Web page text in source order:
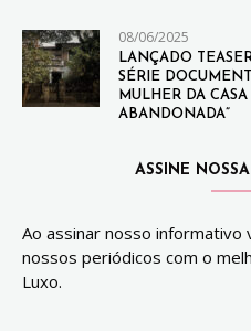
08/06/2025
LANÇADO
SÉRIE
MULHER DA CASA
ABANDONADA”
ASSINE
Ao assinar nosso
nossos periódicos com o
Luxo.